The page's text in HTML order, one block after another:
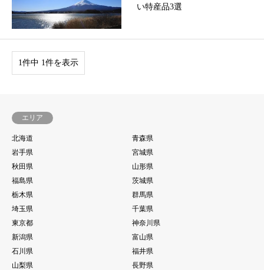
い特産品3選
1件中 1件を表示
エリア
北海道
青森県
岩手県
宮城県
秋田県
山形県
福島県
茨城県
栃木県
群馬県
埼玉県
千葉県
東京都
神奈川県
新潟県
富山県
石川県
福井県
山梨県
長野県